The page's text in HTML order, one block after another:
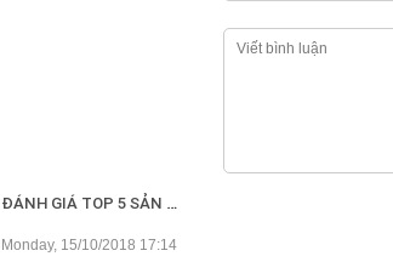
ĐÁNH GIÁ TOP 5 SẢN PHẨM VÁNG SỮA CHO BÉ TỐT NHẤT HIỆN NAY
Monday, 15/10/2018 17:14